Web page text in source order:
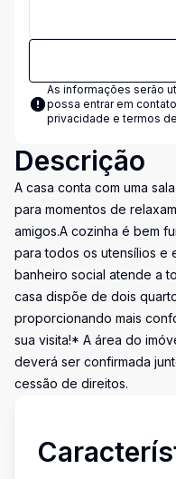
As informações serão
possa entrar em
privacidade e termos
Descrição
A casa conta com uma
para momentos de
amigos.A cozinha é bem
para todos os utensílios e
banheiro social atende a
casa dispõe de dois
proporcionando mais
sua visita!* A área do
deverá ser confirmada
cessão de direitos.